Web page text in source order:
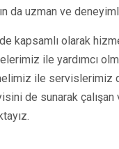
da uzman ve
kapsamlı olarak
ile yardımcı
ile servislerimiz
de sunarak